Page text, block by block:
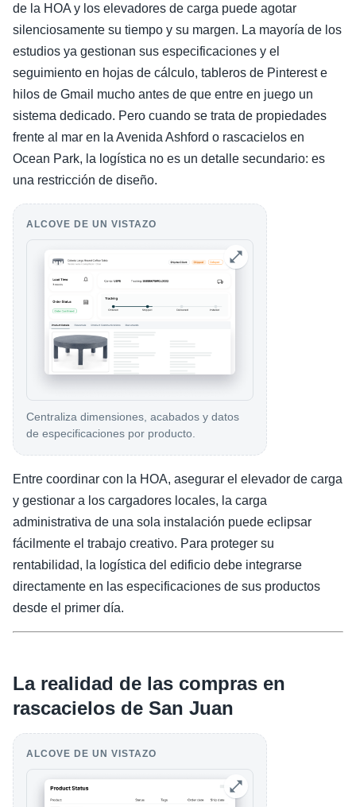
de la HOA y los elevadores de carga puede agotar
silenciosamente su tiempo y su margen. La mayoría de los
estudios ya gestionan sus especificaciones y el
seguimiento en hojas de cálculo, tableros de Pinterest e
hilos de Gmail mucho antes de que entre en juego un
sistema dedicado. Pero cuando se trata de propiedades
frente al mar en la Avenida Ashford o rascacielos en
Ocean Park, la logística no es un detalle secundario: es
una restricción de diseño.
ALCOVE DE UN VISTAZO
Centraliza dimensiones, acabados y datos
de especificaciones por producto.
Entre coordinar con la HOA, asegurar el elevador de carga
y gestionar a los cargadores locales, la carga
administrativa de una sola instalación puede eclipsar
fácilmente el trabajo creativo. Para proteger su
rentabilidad, la logística del edificio debe integrarse
directamente en las especificaciones de sus productos
desde el primer día.
La realidad de las compras en
rascacielos de San Juan
ALCOVE DE UN VISTAZO